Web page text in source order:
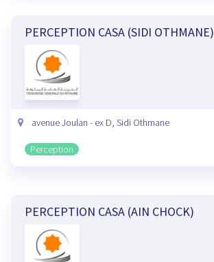
PERCEPTION CASA (SIDI OTHMANE)
avenue Joulan - ex D, Sidi Othmane
Perception
PERCEPTION CASA (AIN CHOCK)